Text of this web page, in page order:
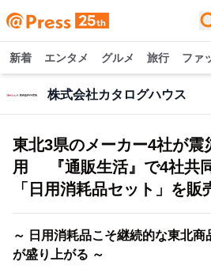
新着 エンタメ グルメ 旅行 ファ
株式会社カタログハウス
東北3県のメーカー4社が震
用 『通販生活』で4社共
「日用消耗品セット」を販
～ 日用消耗品こそ継続的な東北
が盛り上がる ～